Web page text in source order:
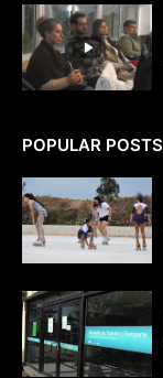
POPULAR POSTS